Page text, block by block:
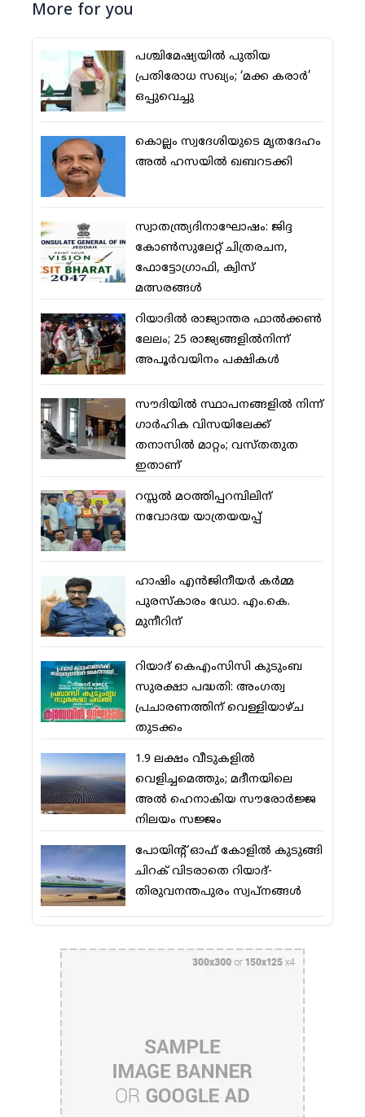
More for you
പശ്ചിമേഷ്യയില്‍ പുതിയ
പ്രതിരോധ സഖ്യം; ‘മക്ക കരാര്‍’
ഒപ്പുവെച്ചു
കൊല്ലം സ്വദേശിയുടെ മൃതദേഹം
അല്‍ ഹസയില്‍ ഖബറടക്കി
സ്വാതന്ത്ര്യദിനാഘോഷം: ജിദ്ദ
കോണ്‍സുലേറ്റ് ചിത്രരചന,
ഫോട്ടോഗ്രാഫി, ക്വിസ്
മത്സരങ്ങള്‍
റിയാദില്‍ രാജ്യാന്തര ഫാല്‍ക്കണ്‍
ലേലം; 25 രാജ്യങ്ങളില്‍നിന്ന്
അപൂര്‍വയിനം പക്ഷികള്‍
സൗദിയില്‍ സ്ഥാപനങ്ങളില്‍ നിന്ന്
ഗാര്‍ഹിക വിസയിലേക്ക്
തനാസില്‍ മാറ്റം; വസ്തതുത
ഇതാണ്
റസ്സല്‍ മഠത്തിപ്പറമ്പിലിന്
നവോദയ യാത്രയയപ്പ്
ഹാഷിം എന്‍ജിനീയര്‍ കര്‍മ്മ
പുരസ്‌കാരം ഡോ. എം.കെ.
മുനീറിന്
റിയാദ് കെഎംസിസി കുടുംബ
സുരക്ഷാ പദ്ധതി: അംഗത്വ
പ്രചാരണത്തിന് വെള്ളിയാഴ്ച
തുടക്കം
1.9 ലക്ഷം വീടുകളില്‍
വെളിച്ചമെത്തും; മദീനയിലെ
അല്‍ ഹെനാകിയ സൗരോര്‍ജ്ജ
നിലയം സജ്ജം
പോയിന്റ് ഓഫ് കോളില്‍ കുടുങ്ങി
ചിറക് വിടരാതെ റിയാദ്-
തിരുവനന്തപുരം സ്വപ്നങ്ങള്‍